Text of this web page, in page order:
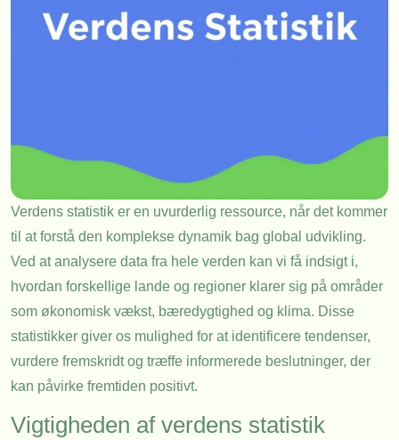
Verdens statistik er en uvurderlig ressource, når det kommer
til at forstå den komplekse dynamik bag global udvikling.
Ved at analysere data fra hele verden kan vi få indsigt i,
hvordan forskellige lande og regioner klarer sig på områder
som økonomisk vækst, bæredygtighed og klima. Disse
statistikker giver os mulighed for at identificere tendenser,
vurdere fremskridt og træffe informerede beslutninger, der
kan påvirke fremtiden positivt.
Vigtigheden af verdens statistik